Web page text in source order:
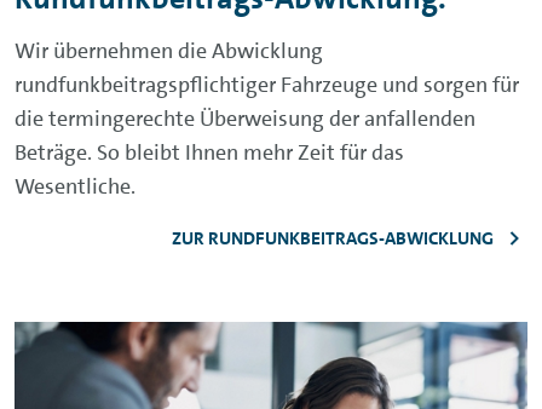
Wir übernehmen die Abwicklung
rundfunkbeitragspflichtiger Fahrzeuge und sorgen für
die termingerechte Überweisung der anfallenden
Beträge. So bleibt Ihnen mehr Zeit für das
Wesentliche.
ZUR RUNDFUNKBEITRAGS-ABWICKLUNG